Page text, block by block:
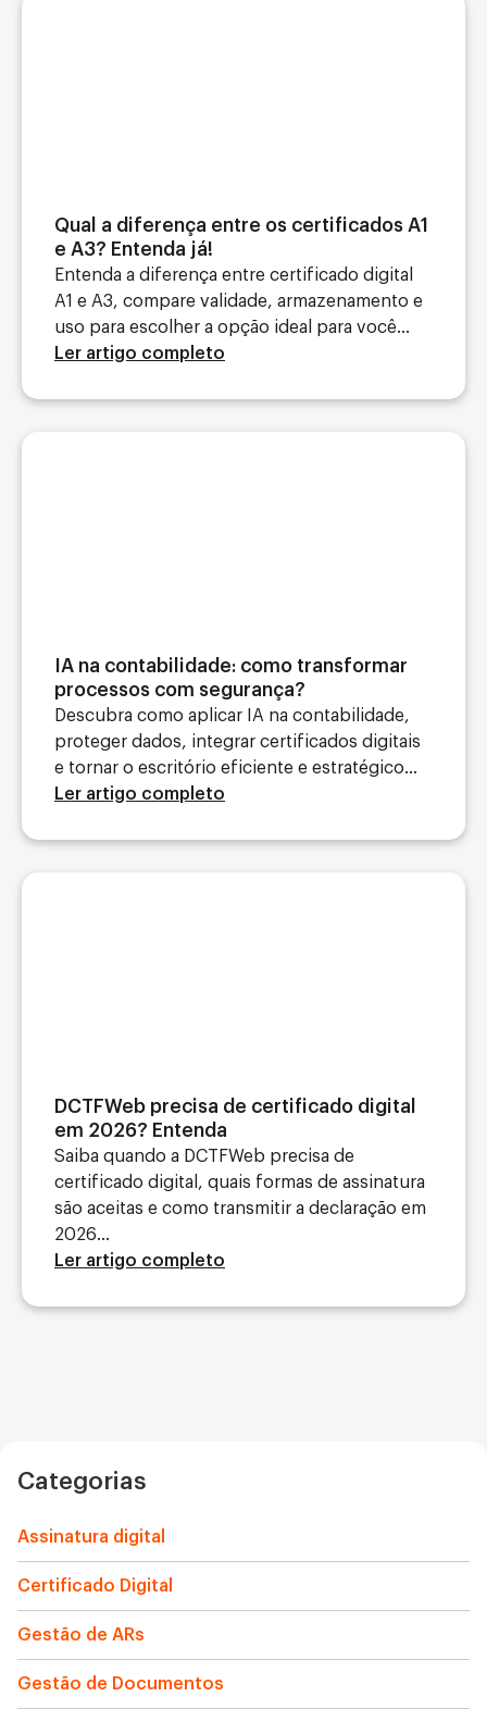
Qual a diferença entre os certificados A1
e A3? Entenda já!
Entenda a diferença entre certificado digital
A1 e A3, compare validade, armazenamento e
uso para escolher a opção ideal para você...
Ler artigo completo
IA na contabilidade: como transformar
processos com segurança?
Descubra como aplicar IA na contabilidade,
proteger dados, integrar certificados digitais
e tornar o escritório eficiente e estratégico...
Ler artigo completo
DCTFWeb precisa de certificado digital
em 2026? Entenda
Saiba quando a DCTFWeb precisa de
certificado digital, quais formas de assinatura
são aceitas e como transmitir a declaração em
2026...
Ler artigo completo
Categorias
Assinatura digital
Certificado Digital
Gestão de ARs
Gestão de Documentos